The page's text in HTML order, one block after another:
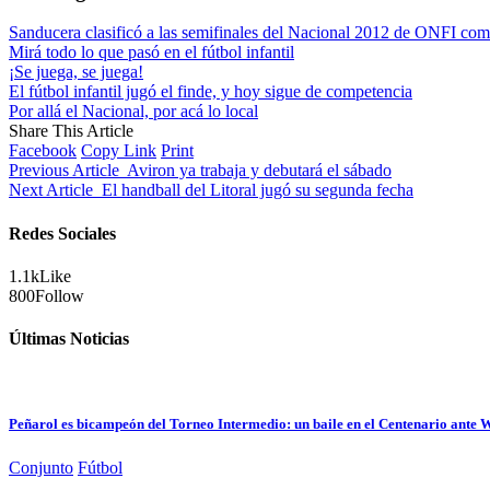
Sanducera clasificó a las semifinales del Nacional 2012 de ONFI
Mirá todo lo que pasó en el fútbol infantil
¡Se juega, se juega!
El fútbol infantil jugó el finde, y hoy sigue de competencia
Por allá el Nacional, por acá lo local
Share This Article
Facebook Copy Link Print
Previous Article Aviron ya trabaja y debutará el sábado
Next Article El handball del Litoral jugó su segunda fecha
Redes Sociales
1.1kLike
800Follow
Últimas Noticias
Peñarol es bicampeón del Torneo Intermedio: un baile en el Centenario ante
Conjunto Fútbol